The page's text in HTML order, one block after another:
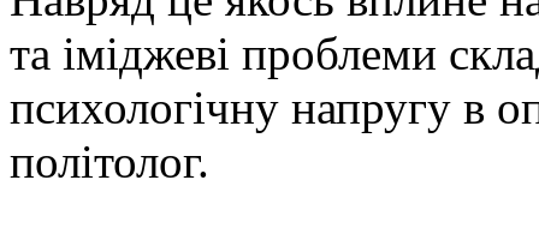
та іміджеві проблеми
психологічну напругу в
політолог.